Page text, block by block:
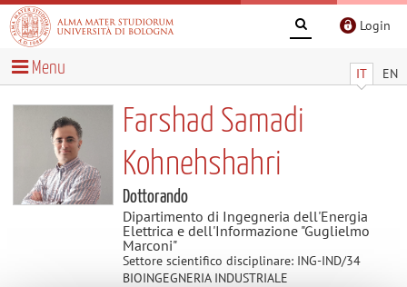
Login
IT EN
Menu
Farshad Samadi
Kohnehshahri
Dottorando
Dipartimento di Ingegneria dell'Energia
Elettrica e dell'Informazione "Guglielmo
Marconi"
Settore scientifico disciplinare: ING-IND/34
BIOINGEGNERIA INDUSTRIALE